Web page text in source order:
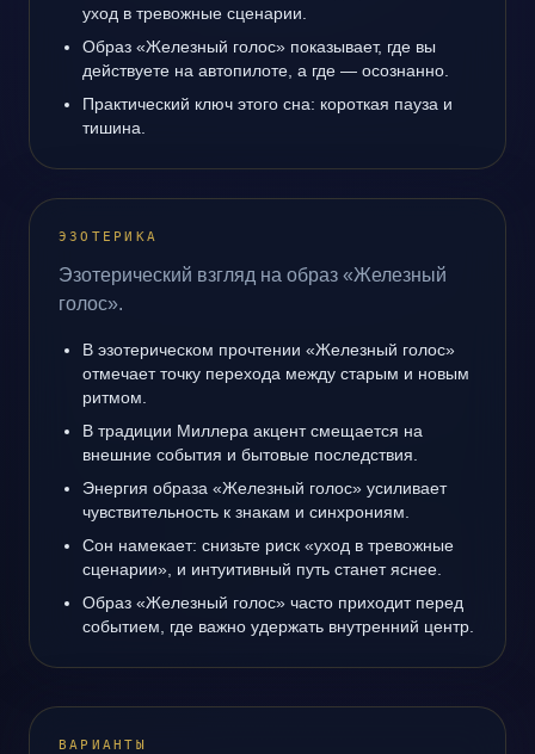
уход в тревожные сценарии.
Образ «Железный голос» показывает, где вы
действуете на автопилоте, а где — осознанно.
Практический ключ этого сна: короткая пауза и
тишина.
ЭЗОТЕРИКА
Эзотерический взгляд на образ «Железный
голос».
В эзотерическом прочтении «Железный голос»
отмечает точку перехода между старым и новым
ритмом.
В традиции Миллера акцент смещается на
внешние события и бытовые последствия.
Энергия образа «Железный голос» усиливает
чувствительность к знакам и синхрониям.
Сон намекает: снизьте риск «уход в тревожные
сценарии», и интуитивный путь станет яснее.
Образ «Железный голос» часто приходит перед
событием, где важно удержать внутренний центр.
ВАРИАНТЫ